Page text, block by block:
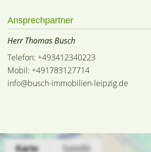
Ansprechpartner
Herr Thomas Busch
Telefon: +493412340223
Mobil: +491783127714
info@busch-immobilien-leipzig.de